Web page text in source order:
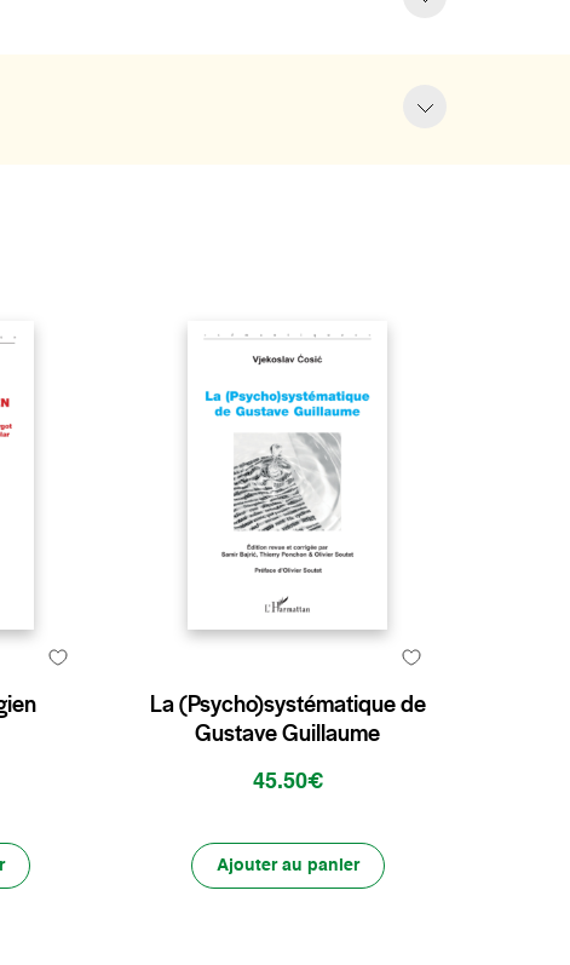
La (Psycho)systématique de
Gustave Guillaume
45.50€
Ajouter au panier